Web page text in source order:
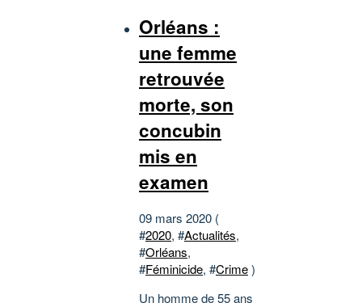
Orléans :
une femme
retrouvée
morte, son
concubin
mis en
examen
09 mars 2020 (
#2020, #Actualités,
#Orléans,
#Féminicide, #Crime)
Un homme de 55 ans